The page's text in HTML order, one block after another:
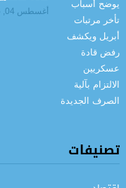
أغسطس 04, 2026
تصنيفات